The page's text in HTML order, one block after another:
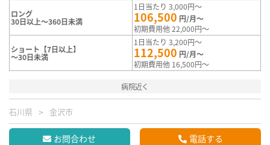
ロング
30日以上～360日未満
1日当たり 3,000円～
106,500 円/月～
初期費用他 22,000円～
ショート【7日以上】
～30日未満
1日当たり 3,200円～
112,500 円/月～
初期費用他 16,500円～
病院近く
石川県 金沢市
お問合わせ 電話する